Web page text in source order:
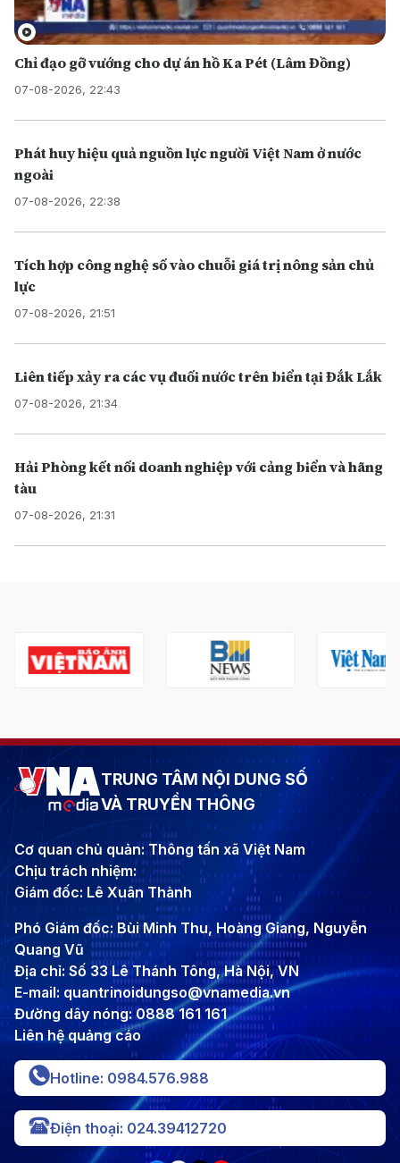
Chỉ đạo gỡ vướng cho dự án hồ Ka Pét (Lâm Đồng)
07-08-2026, 22:43
Phát huy hiệu quả nguồn lực người Việt Nam ở nước
ngoài
07-08-2026, 22:38
Tích hợp công nghệ số vào chuỗi giá trị nông sản chủ
lực
07-08-2026, 21:51
Liên tiếp xảy ra các vụ đuối nước trên biển tại Đắk Lắk
07-08-2026, 21:34
Hải Phòng kết nối doanh nghiệp với cảng biển và hãng
tàu
07-08-2026, 21:31
TRUNG TÂM NỘI DUNG SỐ
VÀ TRUYỀN THÔNG
Cơ quan chủ quản: Thông tấn xã Việt Nam
Chịu trách nhiệm:
Giám đốc: Lê Xuân Thành
Phó Giám đốc: Bùi Minh Thu, Hoàng Giang, Nguyễn
Quang Vũ
Địa chỉ: Số 33 Lê Thánh Tông, Hà Nội, VN
E-mail: quantrinoidungso@vnamedia.vn
Đường dây nóng: 0888 161 161
Liên hệ quảng cáo
Hotline: 0984.576.988
Điện thoại: 024.39412720